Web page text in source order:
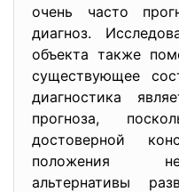
очень часто
диагноз.
объекта также
существующее
диагностика
прогноза,
достоверной
положения
альтернативы